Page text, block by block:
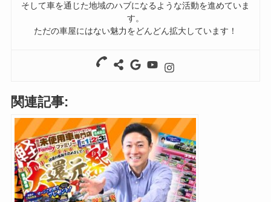
そして車を通じた地域のハブになるような活動を進めていま
す。
ただの車屋にはない魅力をどんどん拡大しています！
関連記事: